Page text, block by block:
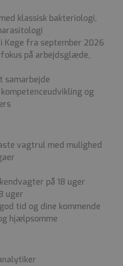
klassisk bakteriologi,
Køge fra september 2026
på arbejdsglæde,
og
vagtrul med mulighed
på 18 uger
uger
tid og dine kommende
hjælpsomme